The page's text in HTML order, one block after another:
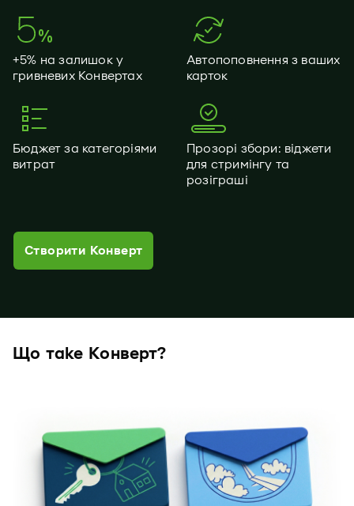
+5% на залишок у
гривневих Конвертах
Автопоповнення з ваших
карток
Бюджет за категоріями
витрат
Прозорі збори: віджети
для стримінгу та
розіграші
Створити Конверт
Що таке Конверт?